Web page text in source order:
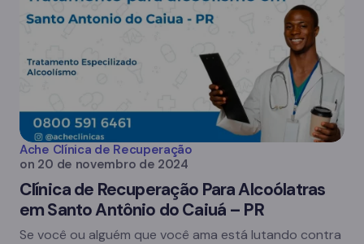
Ache Clínica de Recuperação
on 20 de novembro de 2024
Clínica de Recuperação Para Alcoólatras
em Santo Antônio do Caiuá – PR
Se você ou alguém que você ama está lutando contra